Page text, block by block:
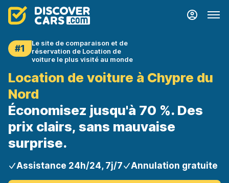
#1
Le site de comparaison et de
réservation de Location de
voiture le plus visité au monde
Location de voiture à Chypre du
Nord
Économisez jusqu'à 70 %. Des
prix clairs, sans mauvaise
surprise.
Assistance 24h/24, 7j/7 Annulation gratuite